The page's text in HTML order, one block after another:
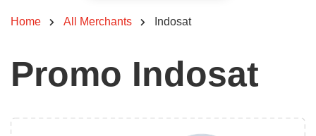
Home All Merchants Indosat
Promo Indosat